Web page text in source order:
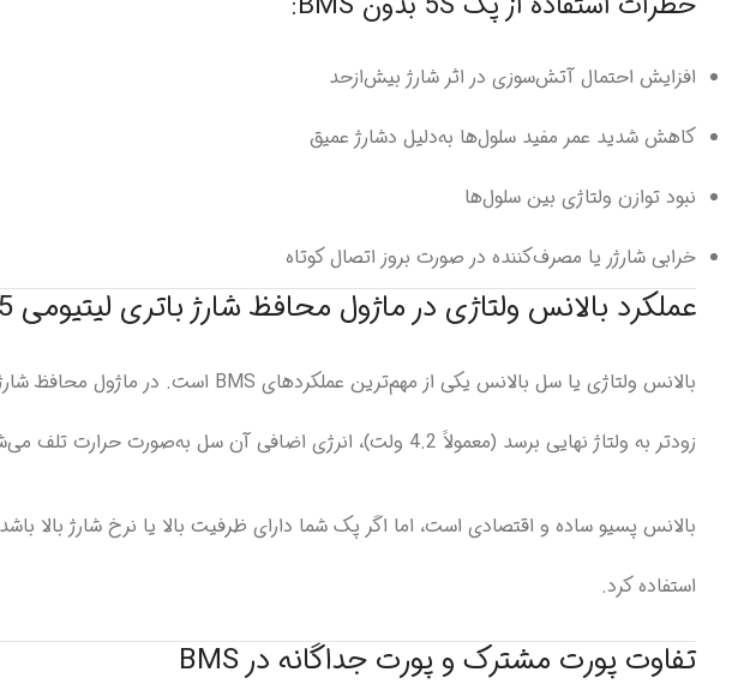
افزایش احتمال آتش‌سوزی در اثر شارژ بیش‌ازحد
کاهش شدید عمر مفید سلول‌ها به‌دلیل دشارژ عمیق
نبود توازن ولتاژی بین سلول‌ها
خرابی شارژر یا مصرف‌کننده در صورت بروز اتصال کوتاه
عملکرد بالانس ولتاژی در ماژول محافظ شارژ باتری لیتیومی 5 سل 25 آمپر
زودتر به ولتاژ نهایی برسد (معمولاً 4.2 ولت)، انرژی اضافی آن سل به‌صورت حرارت تلف می‌شود تا با سلول‌های دیگر برابر گردد.
استفاده کرد.
تفاوت پورت مشترک و پورت جداگانه در BMS